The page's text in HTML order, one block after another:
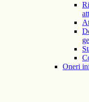
Oneri